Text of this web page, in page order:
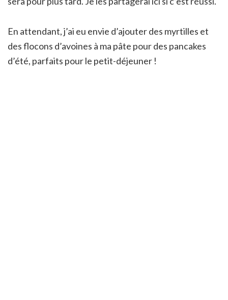
En attendant, j’ai eu envie d’ajouter des myrtilles et
des flocons d’avoines à ma pâte pour des pancakes
d’été, parfaits pour le petit-déjeuner !